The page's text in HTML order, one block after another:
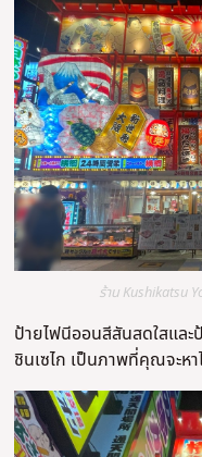
ร้าน Kushikatsu
ป้ายไฟนีออนสีสันสดใสแล
ชินเซไก เป็นภาพที่คุณจะหา